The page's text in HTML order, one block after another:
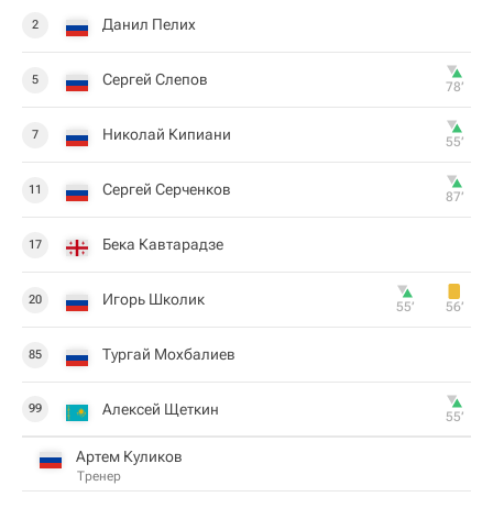
2 Данил Пелих
5 Сергей Слепов 78‎’‎
7 Николай Кипиани 55‎’‎
11 Сергей Серченков 87‎’‎
17 Бека Кавтарадзе
20 Игорь Школик 55‎’‎ 56‎’‎
85 Тургай Мохбалиев
99 Алексей Щеткин 55‎’‎
Артем Куликов
Тренер